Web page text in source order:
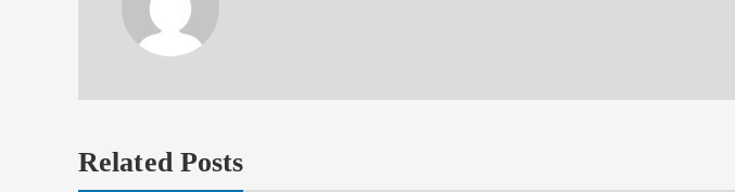
Related Posts